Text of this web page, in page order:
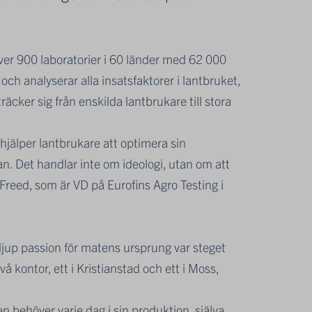
900 laboratorier i 60 länder med 62 000
analyserar alla insatsfaktorer i lantbruket,
sig från enskilda lantbrukare till stora
lantbrukare att optimera sin
Det handlar inte om ideologi, utan om att
som är VD på Eurofins Agro Testing i
passion för matens ursprung var steget
kontor, ett i Kristianstad och ett i Moss,